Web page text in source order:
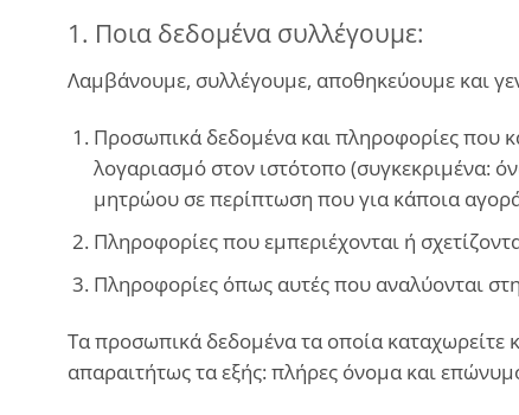
1. Ποια δεδομένα συλλέγουμε:
Λαμβάνουμε, συλλέγουμε, αποθηκεύουμε και
Προσωπικά δεδομένα και πληροφορίες που
λογαριασμό στον ιστότοπο (συγκεκριμένα:
μητρώου σε περίπτωση που για κάποια
Πληροφορίες που εμπεριέχονται ή
Πληροφορίες όπως αυτές που αναλύονται
Τα προσωπικά δεδομένα τα οποία καταχωρείτε
απαραιτήτως τα εξής: πλήρες όνομα και